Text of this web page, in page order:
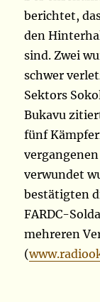
berichtet,
den
sind. Zwei
schwer
Sektors
Bukavu
fünf
verwundet
bestätigten
FARDC-
mehreren
(